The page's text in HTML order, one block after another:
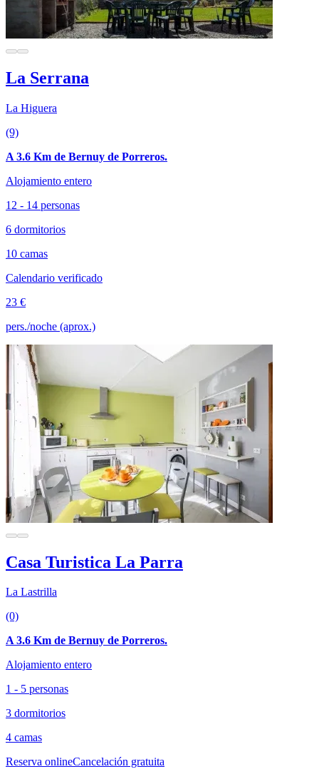
La Serrana
La Higuera
(9)
A 3.6 Km de Bernuy de Porreros.
Alojamiento entero
12 - 14 personas
6 dormitorios
10 camas
Calendario verificado
23 €
pers./noche (aprox.)
Casa Turistica La Parra
La Lastrilla
(0)
A 3.6 Km de Bernuy de Porreros.
Alojamiento entero
1 - 5 personas
3 dormitorios
4 camas
Reserva onlineCancelación gratuita